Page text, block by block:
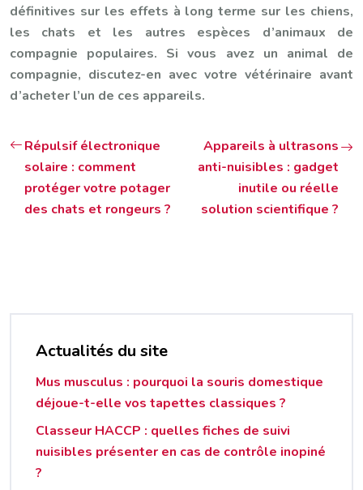
définitives sur les effets à long terme sur les chiens,
les chats et les autres espèces d’animaux de
compagnie populaires. Si vous avez un animal de
compagnie, discutez-en avec votre vétérinaire avant
d’acheter l’un de ces appareils.
Répulsif électronique
solaire : comment
protéger votre potager
des chats et rongeurs ?
Appareils à ultrasons
anti-nuisibles : gadget
inutile ou réelle
solution scientifique ?
Actualités du site
Mus musculus : pourquoi la souris domestique
déjoue-t-elle vos tapettes classiques ?
Classeur HACCP : quelles fiches de suivi
nuisibles présenter en cas de contrôle inopiné
?